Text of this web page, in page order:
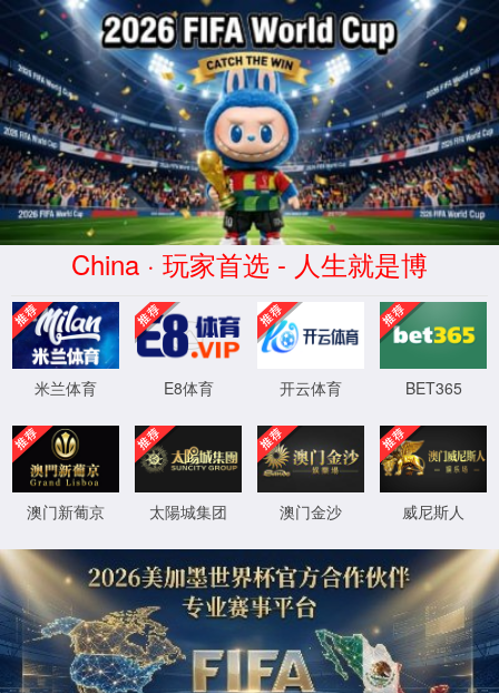
50net永乐高设计—联大书山270m²现代轻奢
楼盘 ：其他 面积 ：270㎡ 风格 ：轻奢